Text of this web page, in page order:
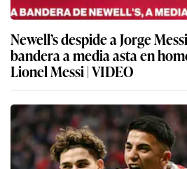
Newell’s despide a Jorge
bandera a media asta en
Lionel Messi | VIDEO